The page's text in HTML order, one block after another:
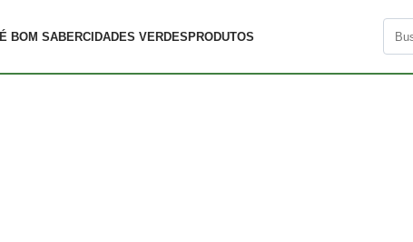
É BOM SABERCIDADES VERDES PRODUTOS